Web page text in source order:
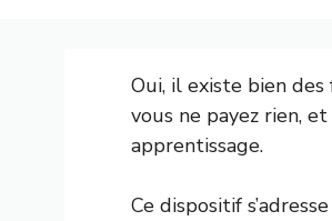
Oui, il existe bien
vous ne payez rien,
apprentissage.
Ce dispositif